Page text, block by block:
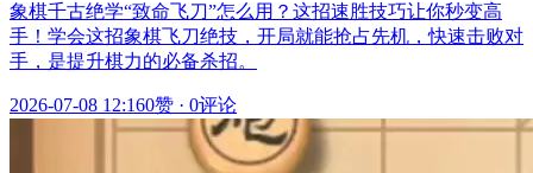
象棋千古绝学“致命飞刀”怎么用？这招速胜技巧让你秒变高
手！学会这招象棋飞刀绝技，开局就能抢占先机，快速击败对
手，是提升棋力的必备杀招。
2026-07-08 12:160赞 · 0评论